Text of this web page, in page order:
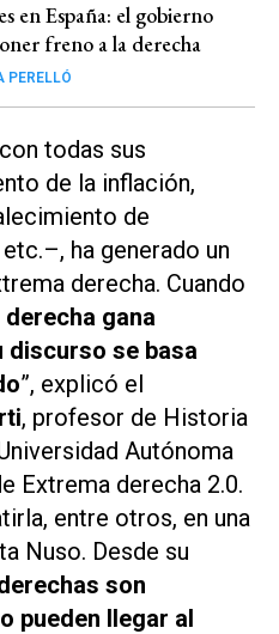
en España: el gobierno
freno a la derecha
PERELLÓ
todas sus
de la inflación,
de
ha generado un
derecha. Cuando
gana
discurso se basa
”, explicó el
, profesor de Historia
Autónoma
Extrema derecha 2.0.
entre otros, en una
Nuso. Desde su
son
pueden llegar al